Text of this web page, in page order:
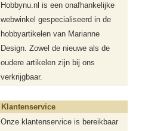
Hobbynu.nl is een onafhankelijke
webwinkel gespecialiseerd in de
hobbyartikelen van Marianne
Design. Zowel de nieuwe als de
oudere artikelen zijn bij ons
verkrijgbaar.
Klantenservice
Onze klantenservice is bereikbaar